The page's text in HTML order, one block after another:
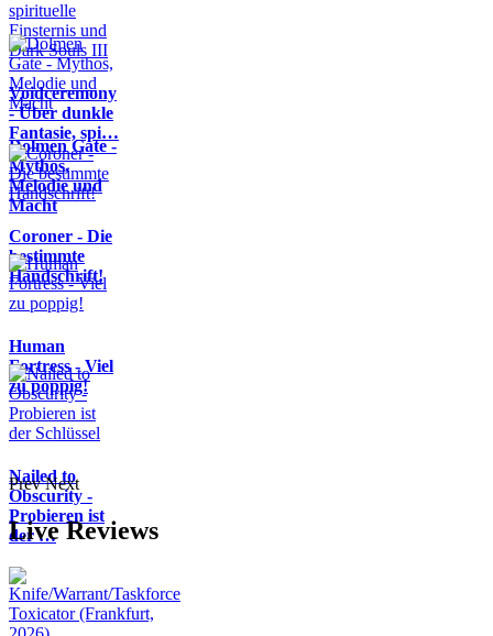
Voidceremony
- Über dunkle
Fantasie, spi…
Dolmen Gate -
Mythos,
Melodie und
Macht
Coroner - Die
bestimmte
Handschrift!
Human
Fortress - Viel
zu poppig!
Nailed to
Obscurity -
Probieren ist
der …
Prev Next
Live Reviews